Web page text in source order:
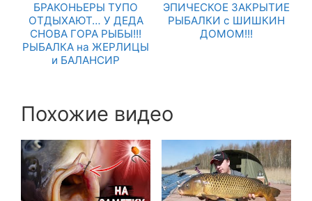
БРАКОНЬЕРЫ ТУПО
ОТДЫХАЮТ… У ДЕДА
СНОВА ГОРА РЫБЫ!!!
РЫБАЛКА на ЖЕРЛИЦЫ
и БАЛАНСИР
ЭПИЧЕСКОЕ ЗАКРЫТИЕ
РЫБАЛКИ с ШИШКИН
ДОМОМ!!!
Похожие видео